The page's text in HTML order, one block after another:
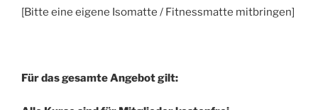
[Bitte eine eigene Isomatte / Fitnessmatte mitbringen]
Für das gesamte Angebot gilt: